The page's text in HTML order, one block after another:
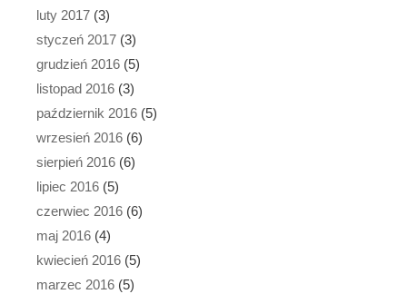
luty 2017 (3)
styczeń 2017 (3)
grudzień 2016 (5)
listopad 2016 (3)
październik 2016 (5)
wrzesień 2016 (6)
sierpień 2016 (6)
lipiec 2016 (5)
czerwiec 2016 (6)
maj 2016 (4)
kwiecień 2016 (5)
marzec 2016 (5)